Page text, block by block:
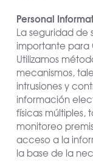
Personal
La seguridad de
importante para
Utilizamos
mecanismos,
intrusiones y
información
físicas múltiples,
monitoreo
acceso a la
la base de la